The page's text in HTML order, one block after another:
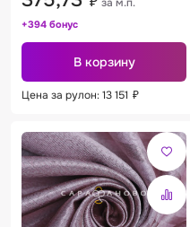
+394 бонус
В корзину
Цена за рулон: 13 151 ₽